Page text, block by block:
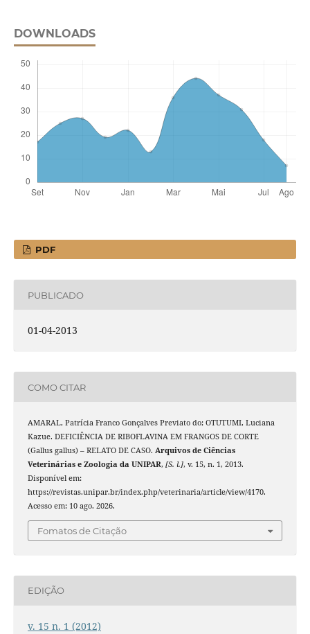
DOWNLOADS
PDF
PUBLICADO
01-04-2013
COMO CITAR
AMARAL, Patrícia Franco Gonçalves Previato do; OTUTUMI, Luciana
Kazue. DEFICIÊNCIA DE RIBOFLAVINA EM FRANGOS DE CORTE
(Gallus gallus) – RELATO DE CASO. Arquivos de Ciências
Veterinárias e Zoologia da UNIPAR, [S. l.], v. 15, n. 1, 2013.
Disponível em:
https://revistas.unipar.br/index.php/veterinaria/article/view/4170.
Acesso em: 10 ago. 2026.
Fomatos de Citação
EDIÇÃO
v. 15 n. 1 (2012)